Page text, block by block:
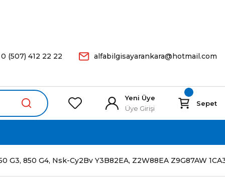
0 (507) 412 22 22 alfabilgisayarankara@hotmail.com
Yeni Üye
Üye Girişi
Sepet
850 G4, Nsk-Cy2Bv Y3B82EA, Z2W88EA Z9G87AW